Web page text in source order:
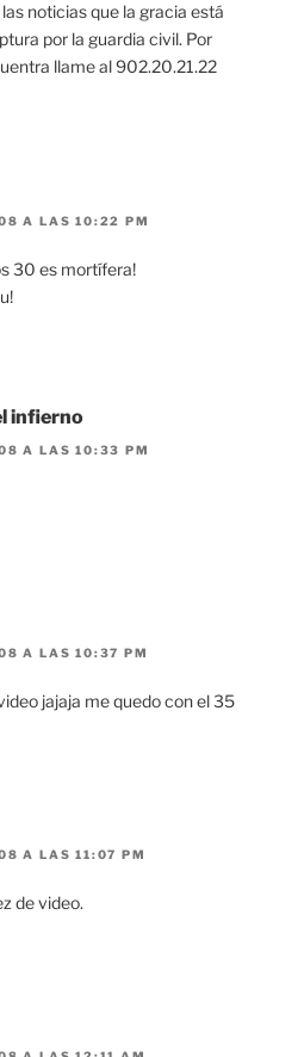
noticias que la gracia está
por la guardia civil. Por
llame al 902.20.21.22
A LAS 10:22 PM
30 es mortífera!
infierno
A LAS 10:33 PM
A LAS 10:37 PM
jajaja me quedo con el 35
A LAS 11:07 PM
de video.